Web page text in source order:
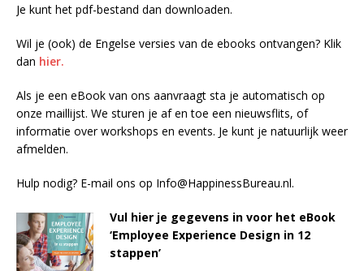
Je kunt het pdf-bestand dan downloaden.
Wil je (ook) de Engelse versies van de ebooks ontvangen? Klik
dan hier.
Als je een eBook van ons aanvraagt sta je automatisch op
onze maillijst. We sturen je af en toe een nieuwsflits, of
informatie over workshops en events. Je kunt je natuurlijk weer
afmelden.
Hulp nodig? E-mail ons op Info@HappinessBureau.nl.
Vul hier je gegevens in voor het eBook
‘Employee Experience Design in 12
stappen’